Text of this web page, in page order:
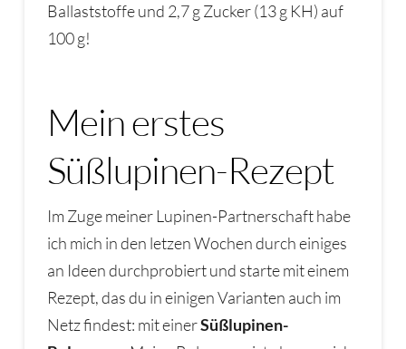
Ballaststoffe und 2,7 g Zucker (13 g KH) auf
100 g!
Mein erstes
Süßlupinen-Rezept
Im Zuge meiner Lupinen-Partnerschaft habe
ich mich in den letzen Wochen durch einiges
an Ideen durchprobiert und starte mit einem
Rezept, das du in einigen Varianten auch im
Netz findest: mit einerSüßlupinen-